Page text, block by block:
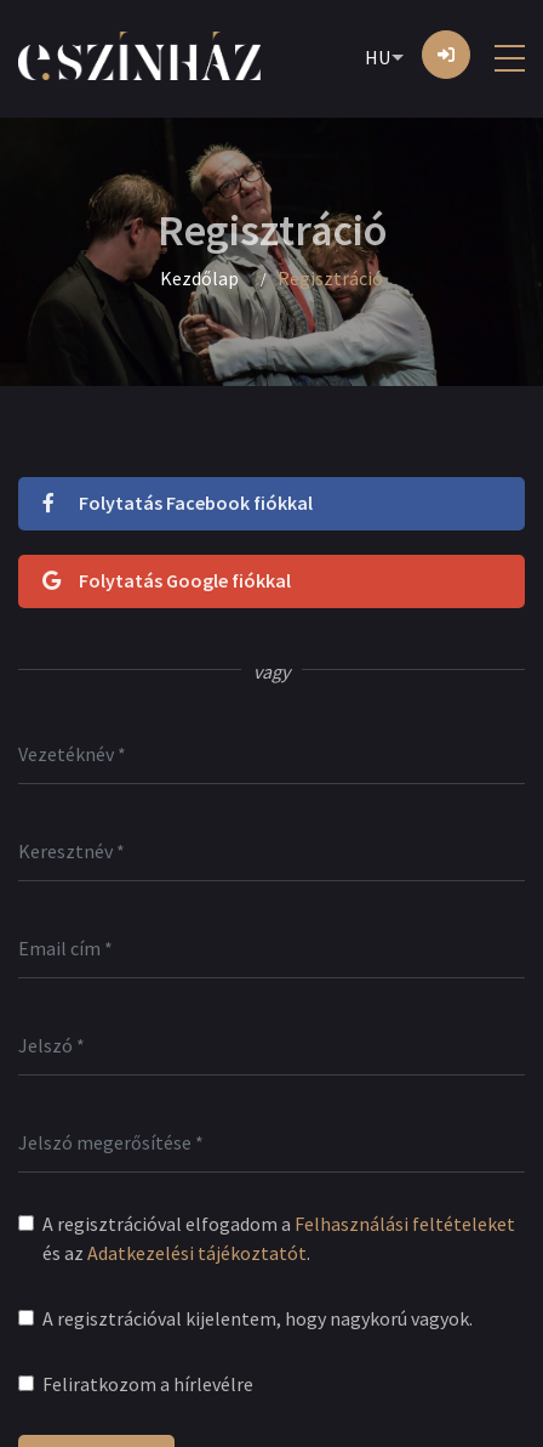
HU
Regisztráció
Kezdőlap Regisztráció
Folytatás Facebook fiókkal
Folytatás Google fiókkal
vagy
A regisztrációval elfogadom a Felhasználási feltételeket
és az Adatkezelési tájékoztatót.
A regisztrációval kijelentem, hogy nagykorú vagyok.
Feliratkozom a hírlevélre